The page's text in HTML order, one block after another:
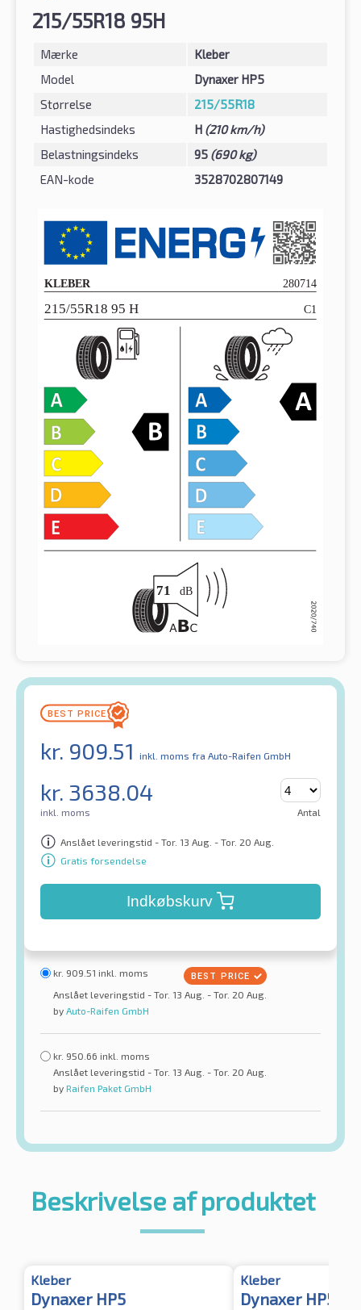
215/55R18 95H
Mærke
Kleber
Model
Dynaxer HP5
Størrelse
215/55R18
Hastighedsindeks
H (210 km/h)
Belastningsindeks
95 (690 kg)
EAN-kode
3528702807149
kr. 909.51 inkl. moms fra Auto-Raifen GmbH
kr. 3638.04
inkl. moms Antal
Anslået leveringstid - Tor. 13 Aug. - Tor. 20 Aug.
Gratis forsendelse
Indkøbskurv
kr. 909.51 inkl. moms
Anslået leveringstid - Tor. 13 Aug. - Tor. 20 Aug.
by Auto-Raifen GmbH
kr. 950.66 inkl. moms
Anslået leveringstid - Tor. 13 Aug. - Tor. 20 Aug.
by Raifen Paket GmbH
Beskrivelse af produktet
Kleber
Dynaxer HP5
Kleber
Dynaxer HP5 XL